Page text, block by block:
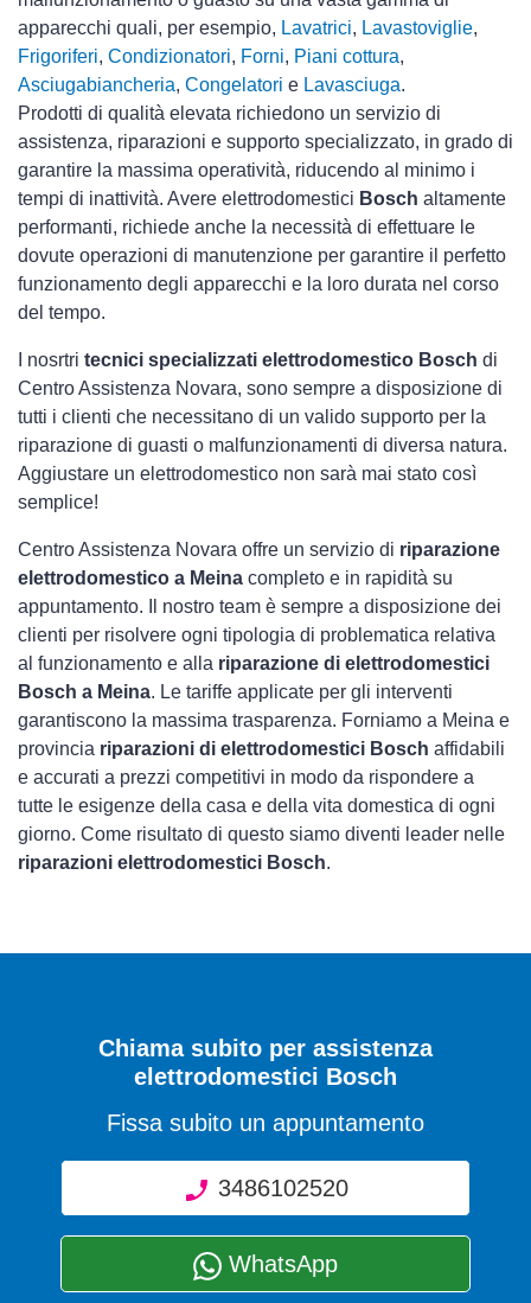
apparecchi quali, per esempio, Lavatrici, Lavastoviglie,
Frigoriferi, Condizionatori, Forni, Piani cottura,
Asciugabiancheria, Congelatori e Lavasciuga.
Prodotti di qualità elevata richiedono un servizio di
assistenza, riparazioni e supporto specializzato, in grado di
garantire la massima operatività, riducendo al minimo i
tempi di inattività. Avere elettrodomestici Bosch altamente
performanti, richiede anche la necessità di effettuare le
dovute operazioni di manutenzione per garantire il perfetto
funzionamento degli apparecchi e la loro durata nel corso
del tempo.
I nosrtri tecnici specializzati elettrodomestico Bosch di
Centro Assistenza Novara, sono sempre a disposizione di
tutti i clienti che necessitano di un valido supporto per la
riparazione di guasti o malfunzionamenti di diversa natura.
Aggiustare un elettrodomestico non sarà mai stato così
semplice!
Centro Assistenza Novara offre un servizio di riparazione
elettrodomestico a Meina completo e in rapidità su
appuntamento. Il nostro team è sempre a disposizione dei
clienti per risolvere ogni tipologia di problematica relativa
al funzionamento e alla riparazione di elettrodomestici
Bosch a Meina. Le tariffe applicate per gli interventi
garantiscono la massima trasparenza. Forniamo a Meina e
provincia riparazioni di elettrodomestici Bosch affidabili
e accurati a prezzi competitivi in modo da rispondere a
tutte le esigenze della casa e della vita domestica di ogni
giorno. Come risultato di questo siamo diventi leader nelle
riparazioni elettrodomestici Bosch.
Chiama subito per assistenza
elettrodomestici Bosch
Fissa subito un appuntamento
3486102520
WhatsApp